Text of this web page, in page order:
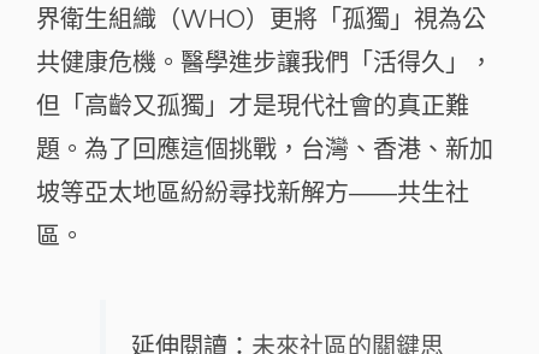
界衛生組織（WHO）更將「孤獨」視為公
共健康危機。醫學進步讓我們「活得久」，
但「高齡又孤獨」才是現代社會的真正難
題。為了回應這個挑戰，台灣、香港、新加
坡等亞太地區紛紛尋找新解方——共生社
區。
延伸閱讀：